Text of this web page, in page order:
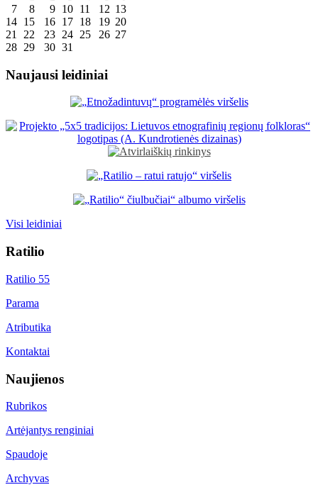
7
8 9 10 11 12 13
14 15 16 17 18 19 20
21
22 23 24 25 26 27
28 29 30 31
Naujausi leidiniai
Visi leidiniai
Ratilio
Ratilio 55
Parama
Atributika
Kontaktai
Naujienos
Rubrikos
Artėjantys renginiai
Spaudoje
Archyvas